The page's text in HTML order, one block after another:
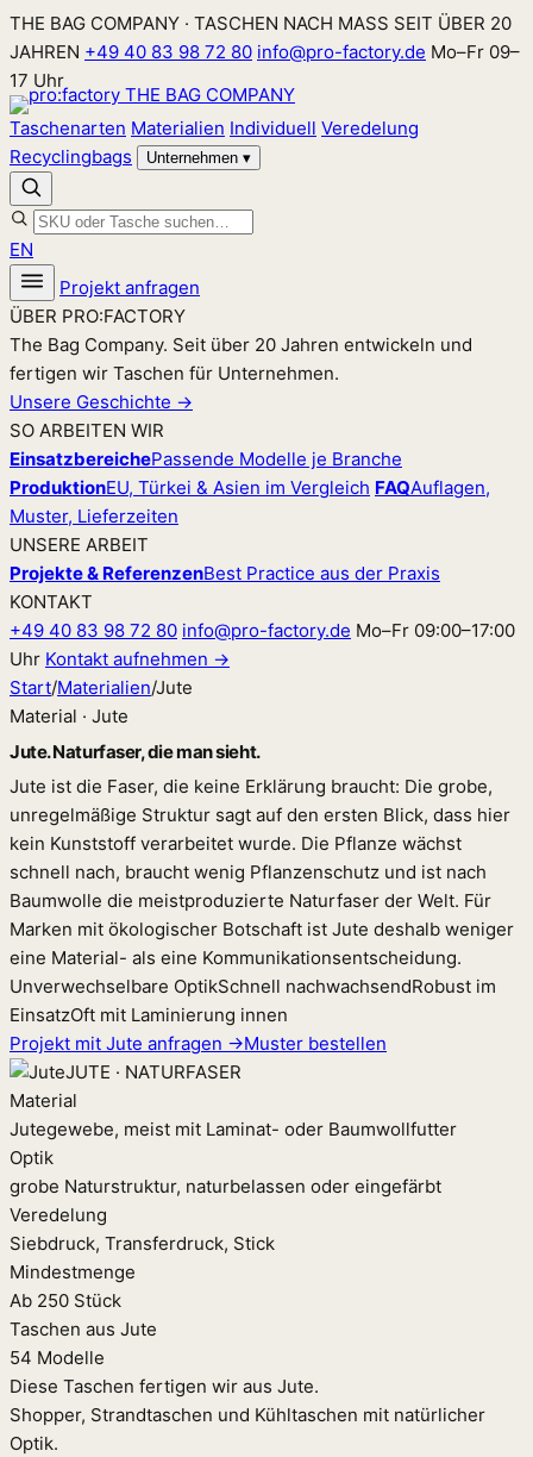
Zum
Inhalt
springen
THE BAG COMPANY · TASCHEN NACH MASS SEIT ÜBER 20
JAHREN +49 40 83 98 72 80 info@pro-factory.de Mo–Fr 09–
17 Uhr
Taschenarten Materialien Individuell Veredelung
Recyclingbags
Unternehmen ▾
EN
Projekt anfragen
ÜBER PRO:FACTORY
The Bag Company. Seit über 20 Jahren entwickeln und
fertigen wir Taschen für Unternehmen.
Unsere Geschichte →
SO ARBEITEN WIR
EinsatzbereichePassende Modelle je Branche
ProduktionEU, Türkei & Asien im Vergleich FAQAuflagen,
Muster, Lieferzeiten
UNSERE ARBEIT
Projekte & ReferenzenBest Practice aus der Praxis
KONTAKT
+49 40 83 98 72 80 info@pro-factory.de Mo–Fr 09:00–17:00
Uhr Kontakt aufnehmen →
Start/Materialien/Jute
Material · Jute
Jute. Naturfaser, die man sieht.
Jute ist die Faser, die keine Erklärung braucht: Die grobe,
unregelmäßige Struktur sagt auf den ersten Blick, dass hier
kein Kunststoff verarbeitet wurde. Die Pflanze wächst
schnell nach, braucht wenig Pflanzenschutz und ist nach
Baumwolle die meistproduzierte Naturfaser der Welt. Für
Marken mit ökologischer Botschaft ist Jute deshalb weniger
eine Material- als eine Kommunikationsentscheidung.
Unverwechselbare OptikSchnell nachwachsendRobust im
EinsatzOft mit Laminierung innen
Projekt mit Jute anfragen →Muster bestellen
JUTE · NATURFASER
Material
Jutegewebe, meist mit Laminat- oder Baumwollfutter
Optik
grobe Naturstruktur, naturbelassen oder eingefärbt
Veredelung
Siebdruck, Transferdruck, Stick
Mindestmenge
Ab 250 Stück
Taschen aus Jute
54 Modelle
Diese Taschen fertigen wir aus Jute.
Shopper, Strandtaschen und Kühltaschen mit natürlicher
Optik.